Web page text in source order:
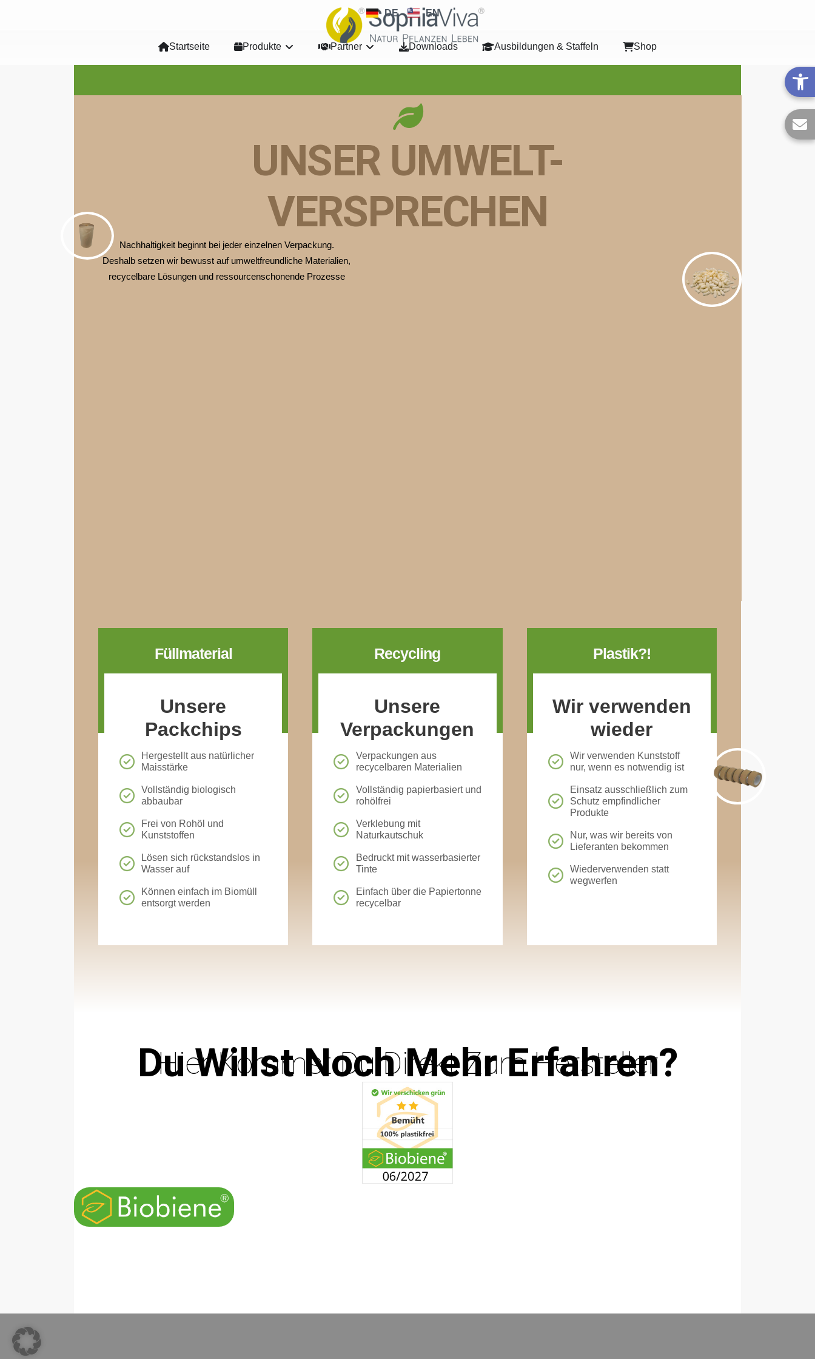
DE EN
Startseite Produkte Partner Downloads Ausbildungen & Staffeln Shop
UNSER UMWELT-
VERSPRECHEN
Nachhaltigkeit beginnt bei jeder einzelnen Verpackung.
Deshalb setzen wir bewusst auf umweltfreundliche Materialien,
recycelbare Lösungen und ressourcenschonende Prozesse
Füllmaterial
Unsere
Packchips
Hergestellt aus natürlicher
Maisstärke
Vollständig biologisch
abbaubar
Frei von Rohöl und
Kunststoffen
Lösen sich rückstandslos in
Wasser auf
Können einfach im Biomüll
entsorgt werden
Recycling
Unsere
Verpackungen
Verpackungen aus
recycelbaren Materialien
Vollständig papierbasiert und
rohölfrei
Verklebung mit
Naturkautschuk
Bedruckt mit wasserbasierter
Tinte
Einfach über die Papiertonne
recycelbar
Plastik?!
Wir verwenden
wieder
Wir verwenden Kunststoff
nur, wenn es notwendig ist
Einsatz ausschließlich zum
Schutz empfindlicher
Produkte
Nur, was wir bereits von
Lieferanten bekommen
Wiederverwenden statt
wegwerfen
Du Willst Noch Mehr Erfahren?
Hier Kommst Du Direkt Zum Hersteller